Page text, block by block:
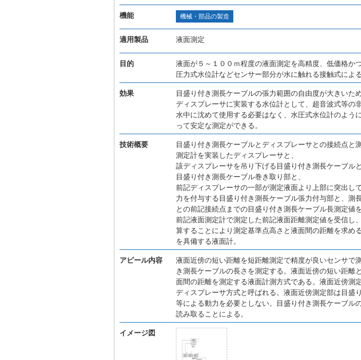
機能 機械・部品の製造
適用製品 液面測定
目的
液面が５～１００ｍ程度の液面測定を高精度、低価格か
圧力式水位計などセンサー部分が水に触れる接触式によ
効果
目盛り付き測長ケーブルの張力範囲の自由度が大きいた
ディスプレーサに実装する水位計として、超音波式等の
水中に沈めて使用する必要はなく、水圧式水位計のよう
って安定な測定ができる。
技術概要
目盛り付き測長ケーブルとディスプレーサとの接続点
測定計を実装したディスプレーサと、
該ディスプレーサを吊り下げる目盛り付き測長ケーブルと
目盛り付き測長ケーブル巻き取り部と、
前記ディスプレーサの一部が測定液面より上部に突出し
力を付与する目盛り付き測長ケーブル張力付与部と、
との前記接続点までの目盛り付き測長ケーブル長測定値
前記液面測定計で測定した前記液面距離測定値を受信し
算することにより測定基準点高さと液面間の距離を求め
を具備する液面計。
アピール内容
液面近傍の短い距離を短距離測定で精度が良いセンサで
き測長ケーブルの長さを測定する。液面近傍の短い距
面間の距離を測定する液面計測方式である。液面近傍測
ディスプレーサ方式と呼ばれる。液面近傍測定部は目盛
等による動力を必要としない。目盛り付き測長ケーブル
読み取ることによる。
イメージ図